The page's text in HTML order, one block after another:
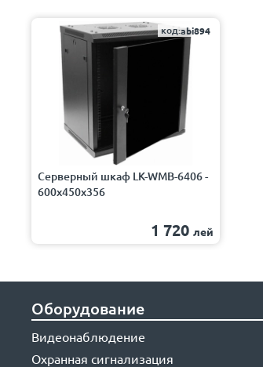
код:abi894
Серверный шкаф LK-WMB-6406 -
600x450x356
1 720 лей
Оборудование
Видеонаблюдение
Охранная сигнализация